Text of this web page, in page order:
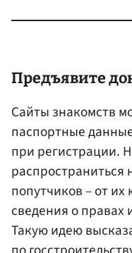
Предъявите
Сайты знакомств
паспортные
при регистрации.
попутчиков – от
сведения о правах
Такую идею